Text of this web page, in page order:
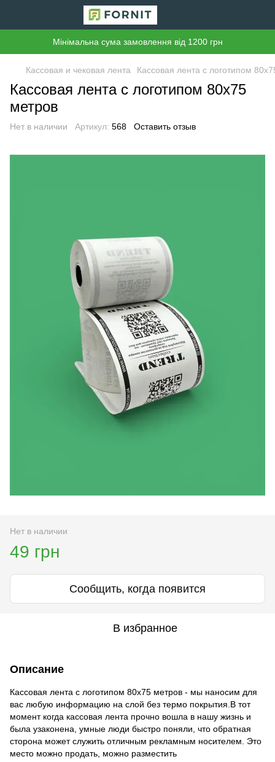
Мінімальна сума замовлення від 1200 грн
Кассовая и чековая лента Кассовая лента с логотипом
Кассовая лента с логотипом 80х75
метров
Нет в наличии Артикул: 568 Оставить отзыв
Нет в наличии
49 грн
Сообщить, когда появится
В избранное
Описание
Кассовая лента с логотипом 80х75 метров - мы наносим для
вас любую информацию на слой без термо покрытия.В тот
момент когда кассовая лента прочно вошла в нашу жизнь и
была узаконена, умные люди быстро поняли, что обратная
сторона может служить отличным рекламным носителем. Это
место можно продать, можно разместить